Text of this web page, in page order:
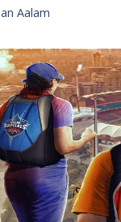
Aalam